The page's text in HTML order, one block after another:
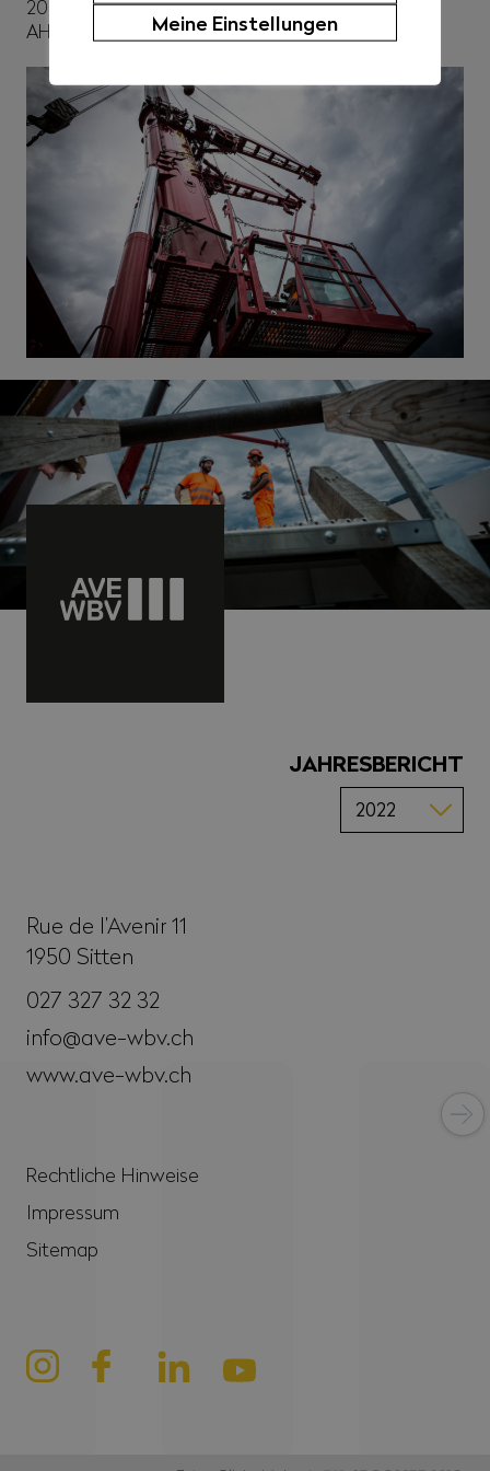
2024 restrukturieren. Erst danach kann das Dossier
AHV-WBV wieder aktiviert werden.
Rue de l’Avenir 11
1950 Sitten
027 327 32 32
info@ave-wbv.ch
www.ave-wbv.ch
Rechtliche Hinweise
Impressum
Sitemap
JAHRESBERICHT
Meine Einstellungen